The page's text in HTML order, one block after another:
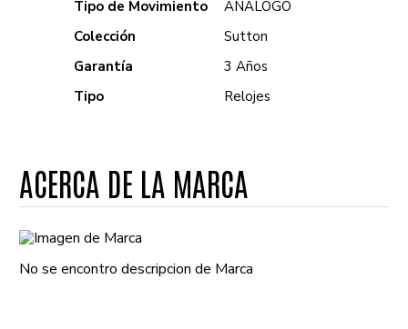
Tipo de Movimiento
ANÁLOGO
Colección
Sutton
Garantía
3 Años
Tipo
Relojes
ACERCA DE LA MARCA
No se encontro descripcion de Marca